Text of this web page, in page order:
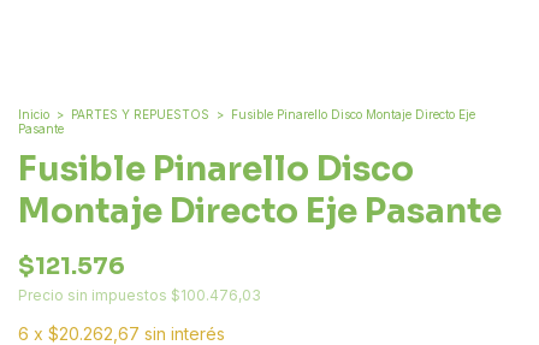
Inicio > PARTES Y REPUESTOS > Fusible Pinarello Disco Montaje Directo Eje
Pasante
Fusible Pinarello Disco
Montaje Directo Eje Pasante
$121.576
Precio sin impuestos $100.476,03
6 x $20.262,67 sin interés